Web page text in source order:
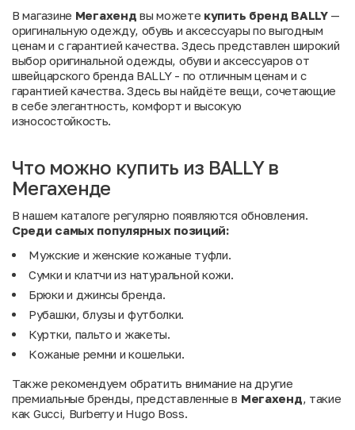
В магазине Мегахенд вы можете купить бренд BALLY—
оригинальную одежду, обувь и аксессуары по выгодным
ценам и с гарантией качества. Здесь представлен широкий
выбор оригинальной одежды, обуви и аксессуаров от
швейцарского бренда BALLY - по отличным ценам и с
гарантией качества. Здесь вы найдёте вещи, сочетающие
в себе элегантность, комфорт и высокую
износостойкость.
Что можно купить из BALLY в
Мегахенде
В нашем каталоге регулярно появляются обновления.
Среди самых популярных позиций:
Мужские и женские кожаные туфли.
Сумки и клатчи из натуральной кожи.
Брюки и джинсы бренда.
Рубашки, блузы и футболки.
Куртки, пальто и жакеты.
Кожаные ремни и кошельки.
Также рекомендуем обратить внимание на другие
премиальные бренды, представленные в Мегахенд, такие
как Gucci, Burberryи Hugo Boss.